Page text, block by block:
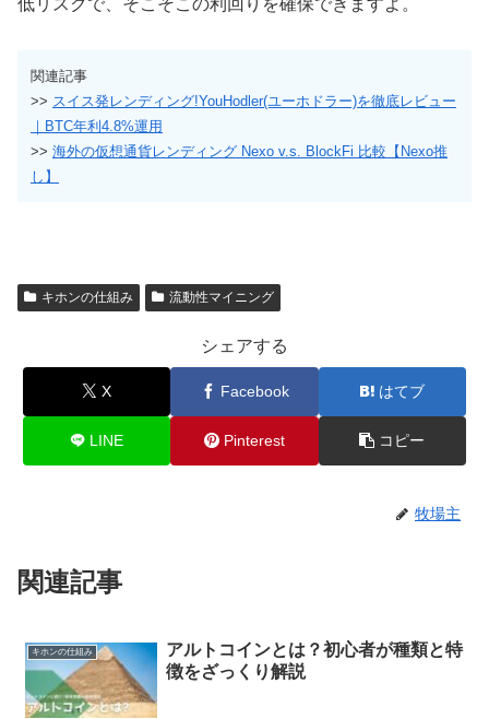
関連記事
>> スイス発レンディング!YouHodler(ユーホドラー)を徹底レビュー
｜BTC年利4.8%運用
>> 海外の仮想通貨レンディング Nexo v.s. BlockFi 比較【Nexo推
し】
キホンの仕組み 流動性マイニング
シェアする
X Facebook はてブ
LINE Pinterest コピー
牧場主
関連記事
キホンの仕組み
アルトコインとは？初心者が種類と特
徴をざっくり解説